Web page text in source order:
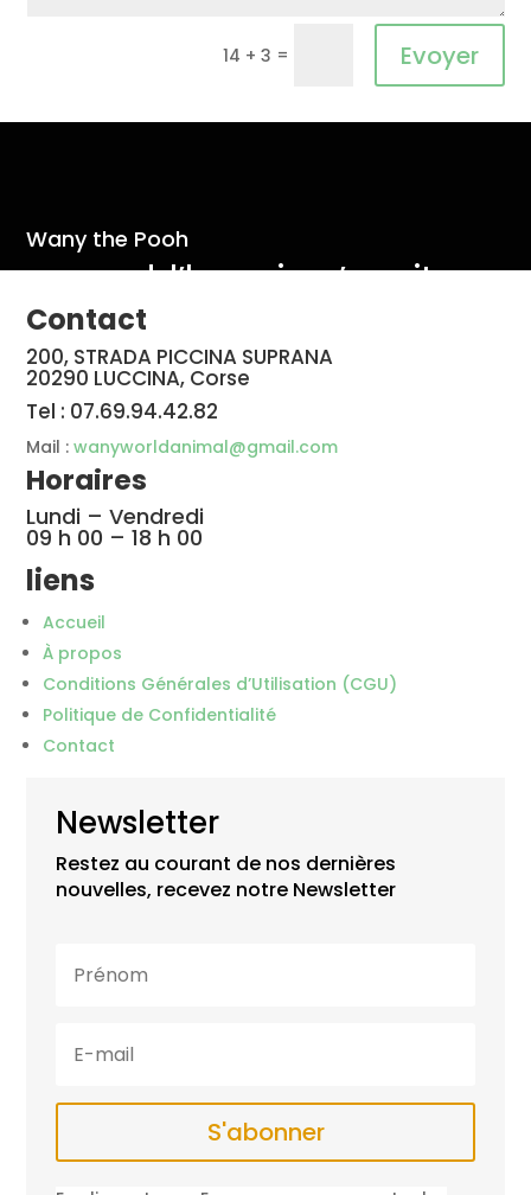
14 + 3 = Evoyer
Wany the Pooh
« quand l’humain n’y voit que
du feu ! Wany sauve des vies »
Contact
200, STRADA PICCINA SUPRANA
20290 LUCCINA, Corse
Tel : 07.69.94.42.82
Mail :wanyworldanimal@gmail.com
Horaires
Lundi – Vendredi
09 h 00 – 18 h 00
liens
Accueil
À propos
Conditions Générales d’Utilisation (CGU)
Politique de Confidentialité
Contact
Newsletter
Restez au courant de nos dernières
nouvelles, recevez notre Newsletter
S'abonner